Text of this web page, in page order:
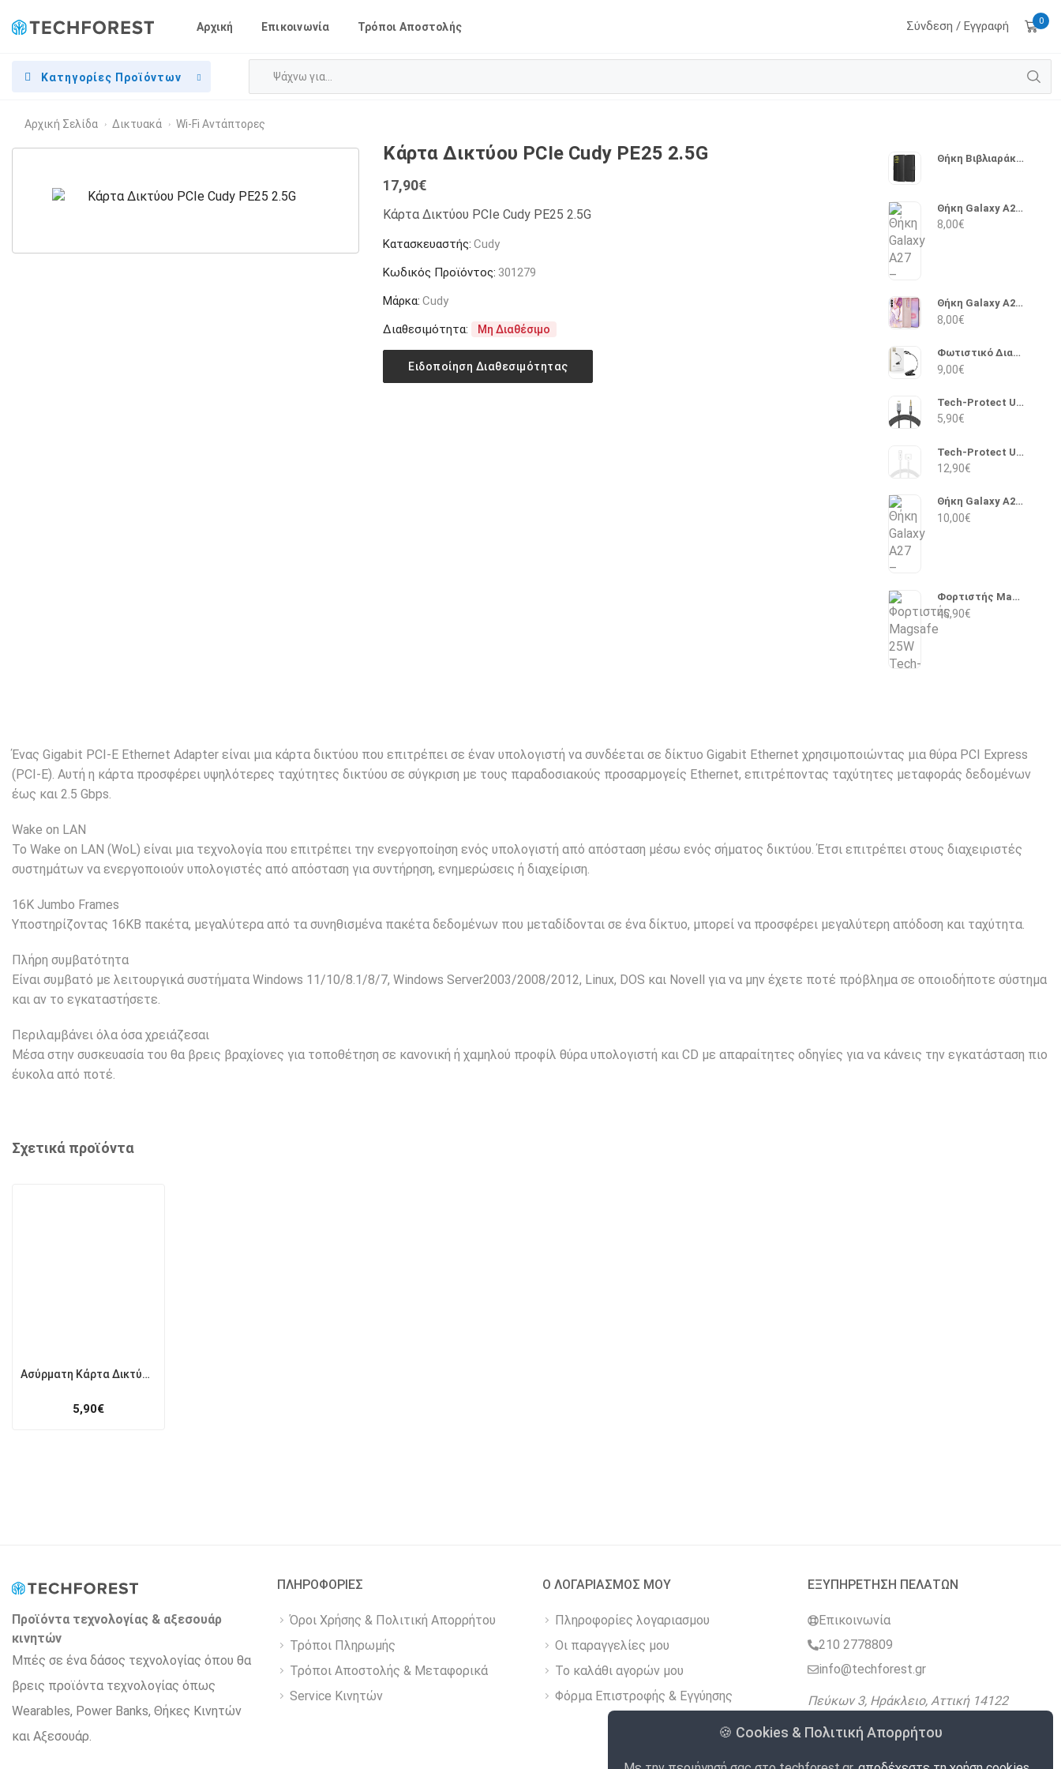
🍪 Cookies & Πολιτική Απορρήτου
Αρχική Επικοινωνία Τρόποι Αποστολής Σύνδεση / Εγγραφή 0
Κατηγορίες Προϊόντων
Αρχική Σελίδα › Δικτυακά › Wi-Fi Αντάπτορες
Κάρτα Δικτύου PCIe Cudy PE25 2.5G
17,90€
Κάρτα Δικτύου PCIe Cudy PE25 2.5G
Κατασκευαστής: Cudy
Κωδικός Προϊόντος: 301279
Μάρκα: Cudy
Διαθεσιμότητα:
Μη Διαθέσιμο
Ειδοποίηση Διαθεσιμότητας
Θήκη Βιβλιαράκι Moto G8 – Techsuit (Μαύρο)
Θήκη Galaxy A27 – Tech-Protect (Διάφανο)
8,00€
Θήκη Galaxy A27 – Tech-Protect (Marble)
8,00€
Φωτιστικό Διαβάσματος με κλιπ Tech-Protect LL100
9,00€
Tech-Protect Ultraboost Braided Lightning σε 3.5mm 1m (Μαύρο)
5,90€
Tech-Protect Ultraboost Macbook Magnetic USB 2.0 Cable USB-C male - Magsafe 3 140W PD 2m (Λευκό)
12,90€
Θήκη Galaxy A27 – Tech-Protect Camshield Pro (Μαύρο)
10,00€
Φορτιστής Magsafe 25W Tech-Protect ArcticBoost A51 (Λευκό)
45,90€
Ένας Gigabit PCI-E Ethernet Adapter είναι μια κάρτα δικτύου που επιτρέπει σε έναν υπολογιστή να συνδέεται σε δίκτυο Gigabit Ethernet χρησιμοποιώντας μια θύρα PCI Express
(PCI-E). Αυτή η κάρτα προσφέρει υψηλότερες ταχύτητες δικτύου σε σύγκριση με τους παραδοσιακούς προσαρμογείς Ethernet, επιτρέποντας ταχύτητες μεταφοράς δεδομένων
έως και 2.5 Gbps.
Wake on LAN
Το Wake on LAN (WoL) είναι μια τεχνολογία που επιτρέπει την ενεργοποίηση ενός υπολογιστή από απόσταση μέσω ενός σήματος δικτύου. Έτσι επιτρέπει στους διαχειριστές
συστημάτων να ενεργοποιούν υπολογιστές από απόσταση για συντήρηση, ενημερώσεις ή διαχείριση.
16Κ Jumbo Frames
Υποστηρίζοντας 16KB πακέτα, μεγαλύτερα από τα συνηθισμένα πακέτα δεδομένων που μεταδίδονται σε ένα δίκτυο, μπορεί να προσφέρει μεγαλύτερη απόδοση και ταχύτητα.
Πλήρη συμβατότητα
Είναι συμβατό με λειτουργικά συστήματα Windows 11/10/8.1/8/7, Windows Server2003/2008/2012, Linux, DOS και Novell για να μην έχετε ποτέ πρόβλημα σε οποιοδήποτε σύστημα
και αν το εγκαταστήσετε.
Περιλαμβάνει όλα όσα χρειάζεσαι
Μέσα στην συσκευασία του θα βρεις βραχίονες για τοποθέτηση σε κανονική ή χαμηλού προφίλ θύρα υπολογιστή και CD με απαραίτητες οδηγίες για να κάνεις την εγκατάσταση πιο
έυκολα από ποτέ.
Σχετικά προϊόντα
Ασύρματη Κάρτα Δικτύου USB Cudy WU300 AX300 Mini
5,90€
Προϊόντα τεχνολογίας & αξεσουάρ
κινητών
Μπές σε ένα δάσος τεχνολογίας όπου θα
βρεις προϊόντα τεχνολογίας όπως
Wearables, Power Βanks, Θήκες Κινητών
και Αξεσουάρ.
ΠΛΗΡΟΦΟΡΙΕΣ
Όροι Χρήσης & Πολιτική Απορρήτου
Τρόποι Πληρωμής
Τρόποι Αποστολής & Μεταφορικά
Service Κινητών
Ο ΛΟΓΑΡΙΑΣΜΟΣ ΜΟΥ
Πληροφορίες λογαριασμου
Οι παραγγελίες μου
Το καλάθι αγορών μου
Φόρμα Επιστροφής & Εγγύησης
ΕΞΥΠΗΡΕΤΗΣΗ ΠΕΛΑΤΩΝ
Επικοινωνία
210 2778809
info@techforest.gr
Πεύκων 3, Ηράκλειο, Αττική 14122